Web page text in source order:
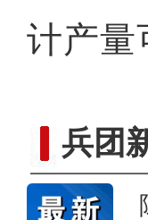
计产量
兵团